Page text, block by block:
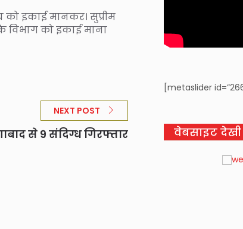
को इकाई मानकर। सुप्रीम
विभाग को इकाई माना
NEXT POST
से 9 संदिग्ध गिरफ्तार
[metaslider
वेबसाइट